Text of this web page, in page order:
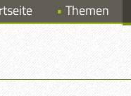
Themen